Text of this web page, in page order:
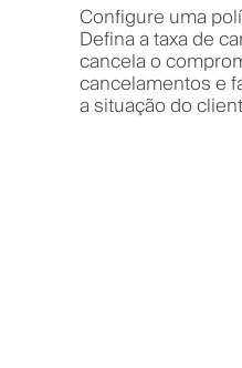
Configure uma
Defina a taxa de
cancela o
cancelamentos e
a situação do